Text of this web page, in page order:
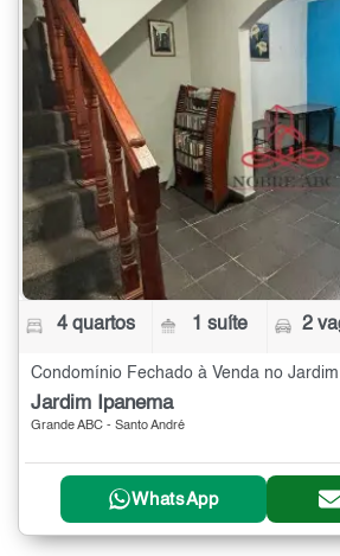
4 quartos 1 suíte 2
Jardim Ipanema
Grande ABC - Santo André
WhatsApp